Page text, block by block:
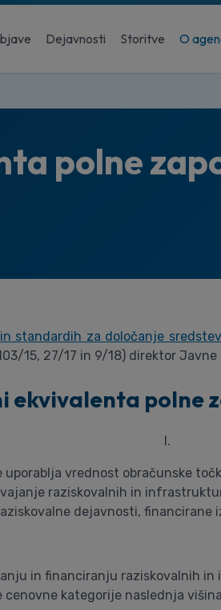
Dejavnosti Storitve O
polne
standardih za določanje
15, 27/17 in 9/18) direktor
ekvivalenta polne
I.
vrednost obračunske
raziskovalnih in
dejavnosti, financirane
in financiranju raziskovalnih
kategorije naslednja